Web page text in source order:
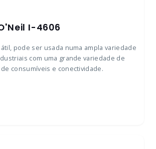
I-4606
pode ser usada numa ampla variedade
com uma grande variedade de
consumíveis e conectividade.